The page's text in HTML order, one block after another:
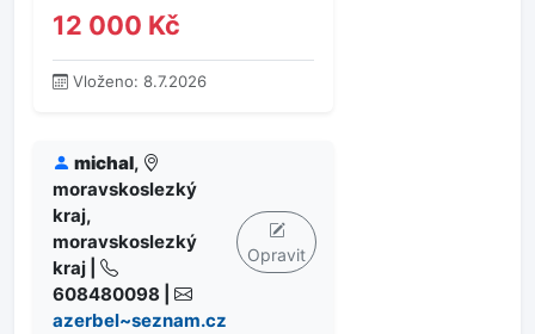
12 000 Kč
Vloženo: 8.7.2026
michal,
moravskoslezký
kraj,
moravskoslezký
kraj |
608480098 |
azerbel~seznam.cz
Opravit